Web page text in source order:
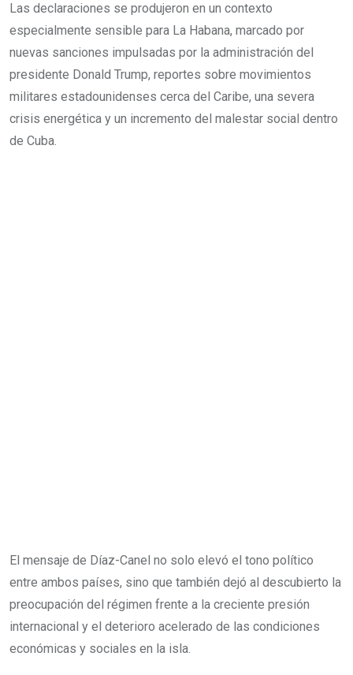
Las declaraciones se produjeron en un contexto
especialmente sensible para La Habana, marcado por
nuevas sanciones impulsadas por la administración del
presidente Donald Trump, reportes sobre movimientos
militares estadounidenses cerca del Caribe, una severa
crisis energética y un incremento del malestar social dentro
de Cuba.
El mensaje de Díaz-Canel no solo elevó el tono político
entre ambos países, sino que también dejó al descubierto la
preocupación del régimen frente a la creciente presión
internacional y el deterioro acelerado de las condiciones
económicas y sociales en la isla.